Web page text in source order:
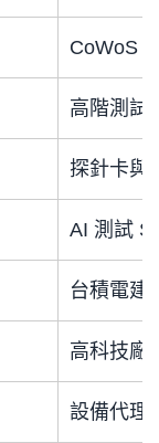
CoWoS /
高階測試
探針卡與
AI 測試
台積電建
高科技廠
設備代理